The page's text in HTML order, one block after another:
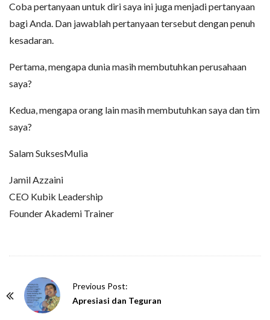
Coba pertanyaan untuk diri saya ini juga menjadi pertanyaan
bagi Anda. Dan jawablah pertanyaan tersebut dengan penuh
kesadaran.
Pertama, mengapa dunia masih membutuhkan perusahaan
saya?
Kedua, mengapa orang lain masih membutuhkan saya dan tim
saya?
Salam SuksesMulia
Jamil Azzaini
CEO Kubik Leadership
Founder Akademi Trainer
Previous Post:
Apresiasi dan Teguran